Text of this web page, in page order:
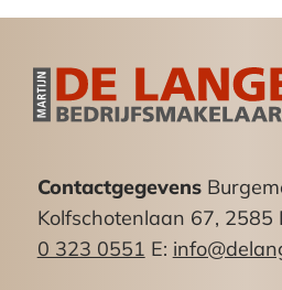
– horeca op de begane
licht;
– kantoren met een
– sportvoorzieningen.
Parkeren:
Contactgegevens
Kolfschotenlaan 67, 2585
0 323 0551 E: